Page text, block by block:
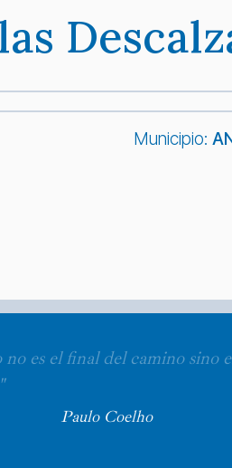
Municipio:
no es el final del camino sino
Paulo Coelho